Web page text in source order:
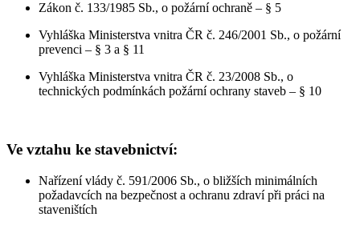
Zákon č. 133/1985 Sb., o požární ochraně – § 5
Vyhláška Ministerstva vnitra ČR č. 246/2001 Sb., o požární
prevenci – § 3 a § 11
Vyhláška Ministerstva vnitra ČR č. 23/2008 Sb., o
technických podmínkách požární ochrany staveb – § 10
Ve vztahu ke stavebnictví:
Nařízení vlády č. 591/2006 Sb., o bližších minimálních
požadavcích na bezpečnost a ochranu zdraví při práci na
staveništích